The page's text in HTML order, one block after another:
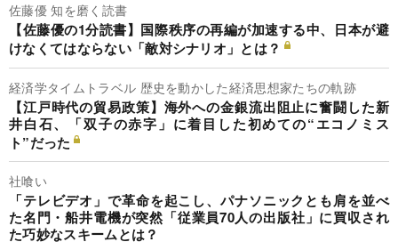
佐藤優 知を磨く読書
【佐藤優の1分読書】国際秩序の再編が加速する中、日本が避
けなくてはならない「敵対シナリオ」とは？
経済学タイムトラベル 歴史を動かした経済思想家たちの軌跡
【江戸時代の貿易政策】海外への金銀流出阻止に奮闘した新
井白石、「双子の赤字」に着目した初めての“エコノミス
ト”だった
社喰い
「テレビデオ」で革命を起こし、パナソニックとも肩を並べ
た名門・船井電機が突然「従業員70人の出版社」に買収され
た巧妙なスキームとは？